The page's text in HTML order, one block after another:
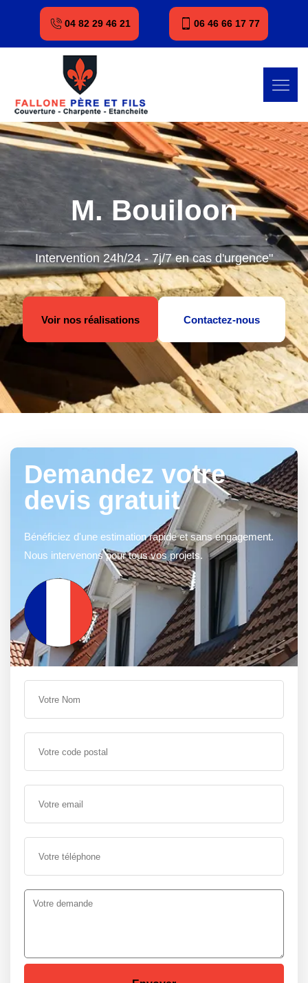
04 82 29 46 21 06 46 66 17 77
M. Bouiloon
Intervention 24h/24 - 7j/7 en cas d'urgence"
Voir nos réalisations Contactez-nous
Demandez votre
devis gratuit
Bénéficiez d'une estimation rapide et sans engagement.
Nous intervenons pour tous vos projets.